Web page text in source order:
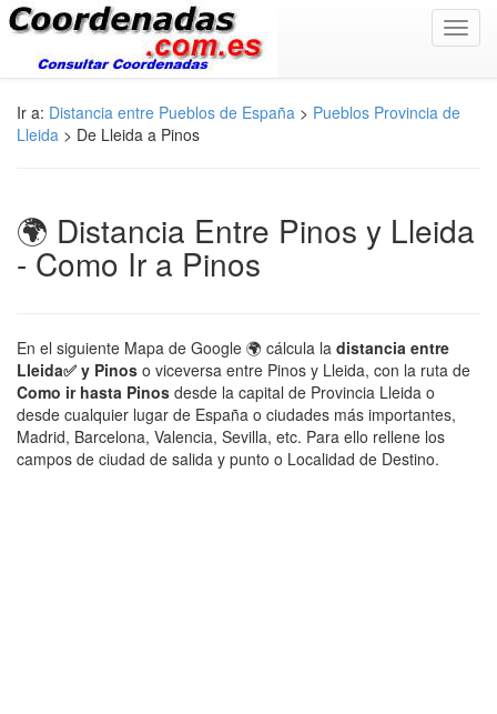
Ir a: Distancia entre Pueblos de España > Pueblos Provincia de
Lleida > De Lleida a Pinos
🌍 Distancia Entre Pinos y Lleida
- Como Ir a Pinos
En el siguiente Mapa de Google 🌍 cálcula la distancia entre
Lleida✅ y Pinos o viceversa entre Pinos y Lleida, con la ruta de
Como ir hasta Pinos desde la capital de Provincia Lleida o
desde cualquier lugar de España o ciudades más importantes,
Madrid, Barcelona, Valencia, Sevilla, etc. Para ello rellene los
campos de ciudad de salida y punto o Localidad de Destino.